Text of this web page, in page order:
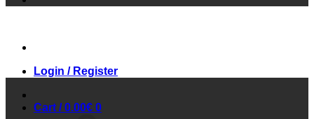
Login / Register
Cart /0.00€ 0